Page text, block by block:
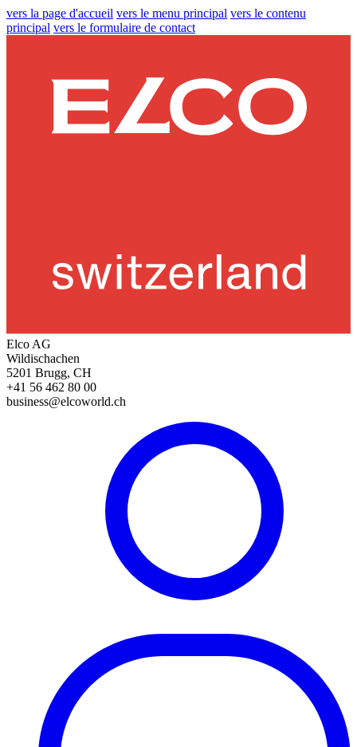
vers la page d'accueil vers le menu principal vers le contenu
principal vers le formulaire de contact
Elco AG
Wildischachen
5201 Brugg, CH
+41 56 462 80 00
business@elcoworld.ch